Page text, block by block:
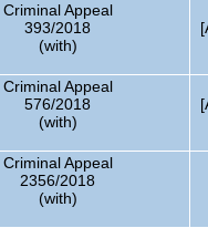
Criminal Appeal
393/2018
(with)
Criminal Appeal
576/2018
(with)
Criminal Appeal
2356/2018
(with)